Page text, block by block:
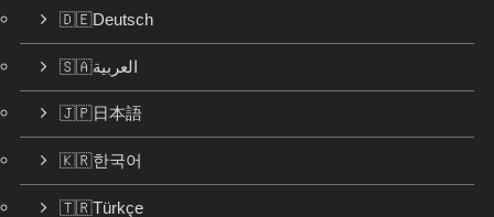
🇩🇪Deutsch
🇸🇦العربية
🇯🇵日本語
🇰🇷한국어
🇹🇷Türkçe